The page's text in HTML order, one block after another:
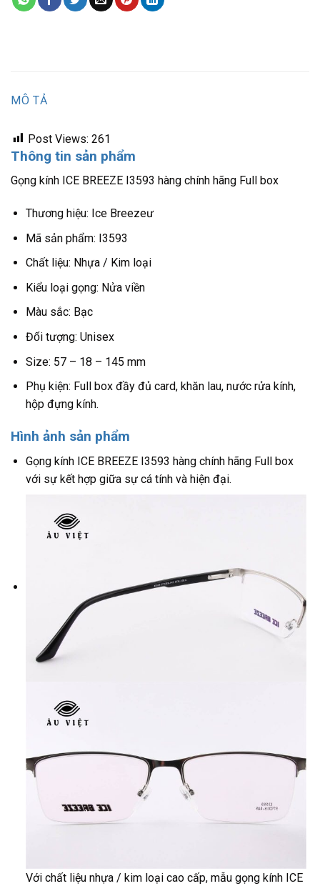
MÔ TẢ
Post Views: 261
Thông tin sản phẩm
Gọng kính ICE BREEZE I3593 hàng chính hãng Full box
Thương hiệu: Ice Breezeư
Mã sản phẩm: I3593
Chất liệu: Nhựa / Kim loại
Kiểu loại gọng: Nửa viền
Màu sắc: Bạc
Đối tượng: Unisex
Size: 57 – 18 – 145 mm
Phụ kiện: Full box đầy đủ card, khăn lau, nước rửa kính,
hộp đựng kính.
Hình ảnh sản phẩm
Gọng kính ICE BREEZE I3593 hàng chính hãng Full box
với sự kết hợp giữa sự cá tính và hiện đại.
Với chất liệu nhựa / kim loại cao cấp, mẫu gọng kính ICE